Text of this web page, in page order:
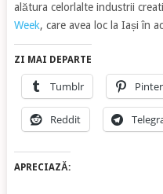
alătura celorlalte industrii
Week, care avea loc la Iași în
ZI MAI DEPARTE
Tumblr
Reddit
APRECIAZĂ: